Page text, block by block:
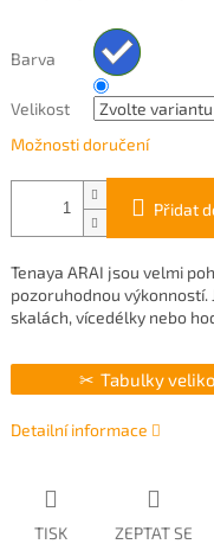
Barva
Velikost
Možnosti doručení
Přidat
Tenaya ARAI jsou velmi
pozoruhodnou výkonností.
skalách, vícedélky nebo
Tabulky
Detailní informace
TISK ZEPTAT SE